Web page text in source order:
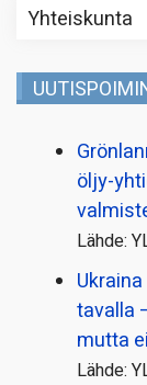
Yhteiskunta
öljy-
Lähde:
tavalla
mutta
Lähde: